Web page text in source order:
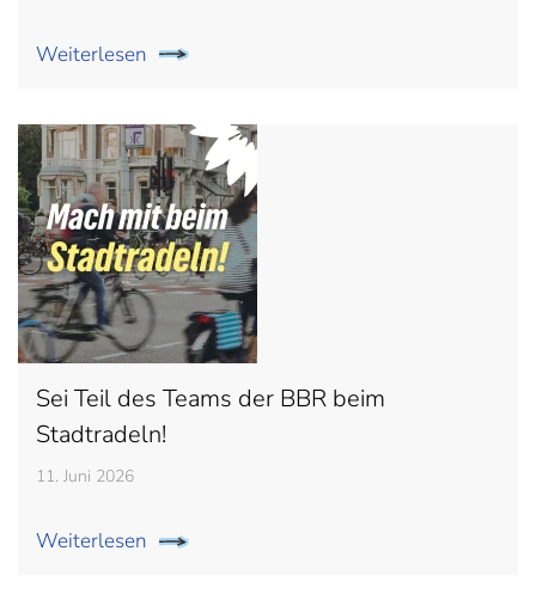
Weiterlesen
Sei Teil des Teams der BBR beim
Stadtradeln!
11. Juni 2026
Weiterlesen